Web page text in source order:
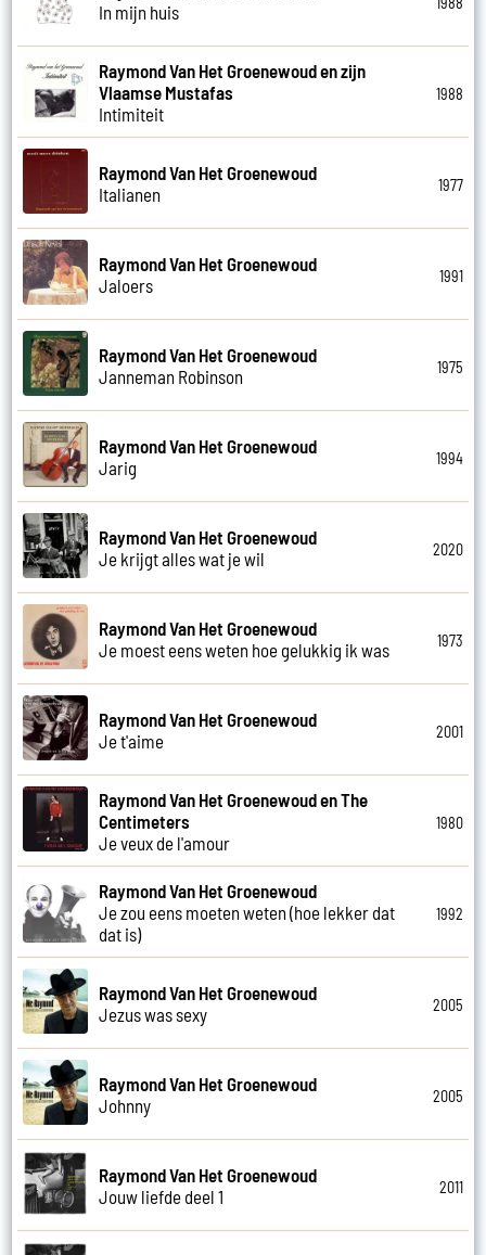
In mijn huis
Raymond Van Het Groenewoud en zijn
Vlaamse Mustafas
Intimiteit
1988
Raymond Van Het Groenewoud
Italianen
1977
Raymond Van Het Groenewoud
Jaloers
1991
Raymond Van Het Groenewoud
Janneman Robinson
1975
Raymond Van Het Groenewoud
Jarig
1994
Raymond Van Het Groenewoud
Je krijgt alles wat je wil
2020
Raymond Van Het Groenewoud
Je moest eens weten hoe gelukkig ik was
1973
Raymond Van Het Groenewoud
Je t'aime
2001
Raymond Van Het Groenewoud en The
Centimeters
Je veux de l'amour
1980
Raymond Van Het Groenewoud
Je zou eens moeten weten (hoe lekker dat
dat is)
1992
Raymond Van Het Groenewoud
Jezus was sexy
2005
Raymond Van Het Groenewoud
Johnny
2005
Raymond Van Het Groenewoud
Jouw liefde deel 1
2011